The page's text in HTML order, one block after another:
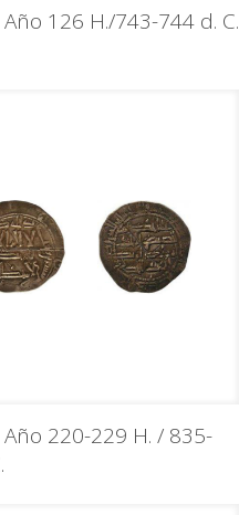
Año 126 H./743-744 d. C.
Año 220-229 H. / 835-